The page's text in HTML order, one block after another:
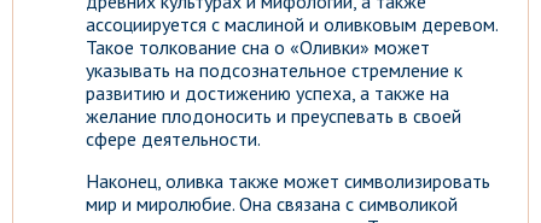
ассоциируется с маслиной и оливковым деревом.
Такое толкование сна о «Оливки» может
указывать на подсознательное стремление к
развитию и достижению успеха, а также на
желание плодоносить и преуспевать в своей
сфере деятельности.
Наконец, оливка также может символизировать
мир и миролюбие. Она связана с символикой